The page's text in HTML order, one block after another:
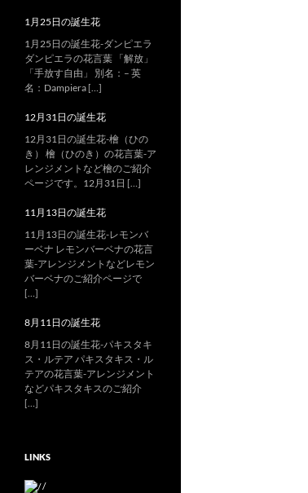
1月25日の誕生花
1月25日の誕生花-ダンピエラ
ダンピエラの花言葉 「解放」
「手放す自由」 別名：– 英
名：Dampiera […]
12月31日の誕生花
12月31日の誕生花-檜（ひの
き） 檜（ひのき）の花言葉-ア
レンジメントなど檜のご紹介
ページです。12月31日 […]
11月13日の誕生花
11月13日の誕生花-レモンバ
ーベナ レモンバーベナの花言
葉-アレンジメントなどレモン
バーベナのご紹介ページで
[…]
8月11日の誕生花
8月11日の誕生花-パキスタキ
ス・ルテア パキスタキス・ル
テアの花言葉-アレンジメント
などパキスタキスのご紹介
[…]
LINKS
/